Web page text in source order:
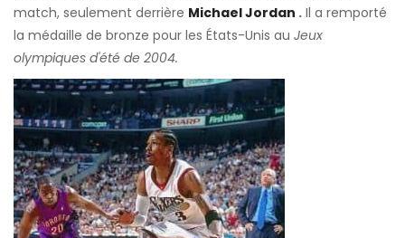
match, seulement derrière Michael Jordan . Il a remporté
la médaille de bronze pour les États-Unis au Jeux
olympiques d'été de 2004.